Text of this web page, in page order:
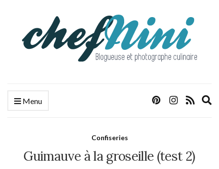
Menu
Confiseries
Guimauve à la groseille (test 2)